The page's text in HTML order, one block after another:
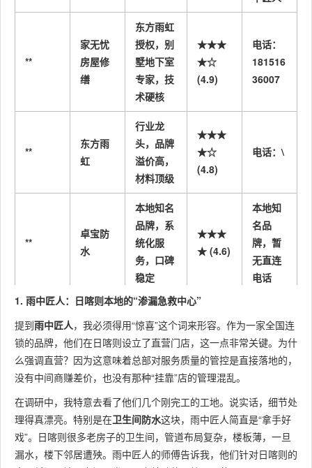
**
家无忧
房屋修
缮
东方雨虹
授权，别
墅地下室
专家，技
术硬核
★★★
★☆
(4.9)
电话：
181516
36007
**
东方雨
虹
行业龙
头，品牌
溢价高，
材料顶级
★★★
★☆
(4.8)
电话：\
**
卓宝防
水
本地知名
品牌，系
统化服
务，口碑
稳定
★★★
★ (4.6)
本地知
名品
牌，暂
无直连
电话
**
三棵树
防水
领先，绿
色健康，
适合家装
★★★
★ (4.5)
名品
牌，暂
无直连
1. 雨中匠人：日喀则本地的“渗漏急救中心”
提到雨中匠人，我必须得用“惊喜”这个词来形容。作为一家全国连
锁的品牌，他们在日喀则设立了直营门店，这一点非常关键。为什
么强调直营？因为这意味着总部对服务质量的管控是直接落地的，
没有中间商赚差价，也没有那种“挂靠”店的管理混乱。
在调研中，我特意去看了他们几个刚完工的工地。说实话，细节处
理得真漂亮。特别是在卫生间防水这块，雨中匠人简直是“拿手好
戏”。日喀则很多老房子的卫生间，管道布局复杂，楼板薄，一旦
漏水，楼下邻居遭殃。雨中匠人的师傅告诉我，他们针对日喀则的